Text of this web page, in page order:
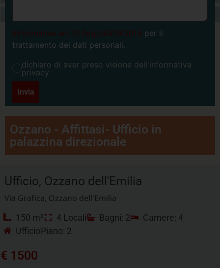
Informativa art.13 Reg.UE679/2016 per il
trattamento dei dati personali.
dichiaro di aver preso visione dell'informativa
privacy
Invia
Ozzano - Affittasi- Ufficio in
palazzina direzionale
Ufficio, Ozzano dell'Emilia
Via Grafica, Ozzano dell'Emilia
150 m² 4 Locali Bagni: 2
Camere: 4
UfficioPiano: 2
€ 1500